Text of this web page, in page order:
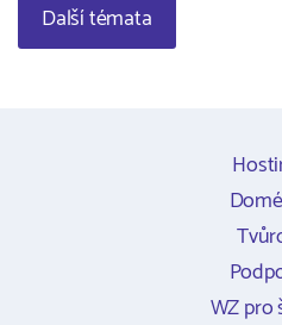
Další témata
WZ pro